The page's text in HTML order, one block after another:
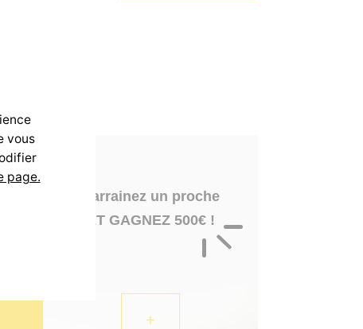
Parrainez un proche
ET GAGNEZ 500€ !
+
vous
page.